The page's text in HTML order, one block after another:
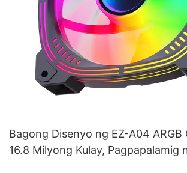
Bagong Disenyo ng EZ-A04 ARGB
16.8 Milyong Kulay, Pagpapalamig